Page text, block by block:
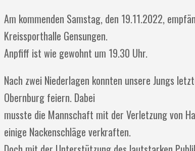
Am kommenden Samstag, den 19.11.2022,
Kreissporthalle Gensungen.
Anpfiff ist wie gewohnt um 19.30 Uhr.
Nach zwei Niederlagen konnten unsere Jungs
Obernburg feiern. Dabei
musste die Mannschaft mit der Verletzung von
einige Nackenschläge verkraften.